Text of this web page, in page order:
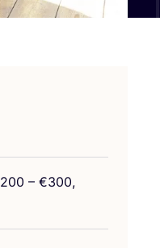
200 – €300,